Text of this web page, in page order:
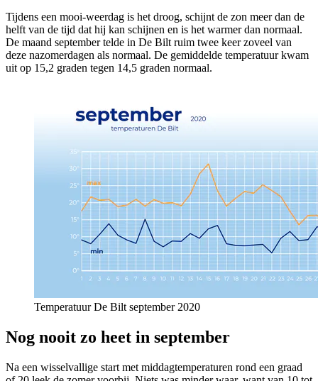
Tijdens een mooi-weerdag is het droog, schijnt de zon meer dan de
helft van de tijd dat hij kan schijnen en is het warmer dan normaal.
De maand september telde in De Bilt ruim twee keer zoveel van
deze nazomerdagen als normaal. De gemiddelde temperatuur kwam
uit op 15,2 graden tegen 14,5 graden normaal.
Temperatuur De Bilt september 2020
Nog nooit zo heet in september
Na een wisselvallige start met middagtemperaturen rond een graad